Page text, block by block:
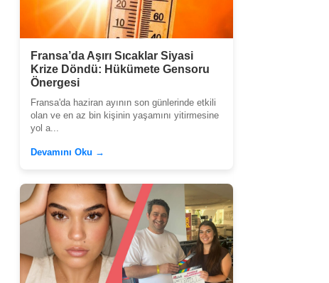
Fransa’da Aşırı Sıcaklar Siyasi
Krize Döndü: Hükümete Gensoru
Önergesi
Fransa'da haziran ayının son günlerinde etkili
olan ve en az bin kişinin yaşamını yitirmesine
yol a...
Devamını Oku →